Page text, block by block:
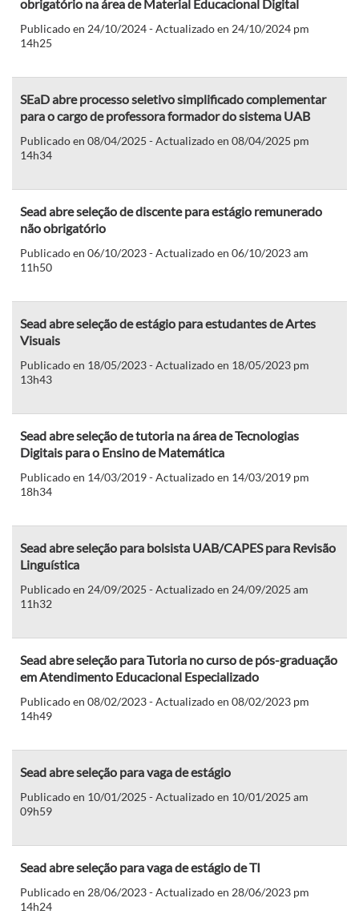
obrigatório na área de Material Educacional Digital
Publicado en 24/10/2024 - Actualizado en 24/10/2024 pm
14h25
SEaD abre processo seletivo simplificado complementar
para o cargo de professora formador do sistema UAB
Publicado en 08/04/2025 - Actualizado en 08/04/2025 pm
14h34
Sead abre seleção de discente para estágio remunerado
não obrigatório
Publicado en 06/10/2023 - Actualizado en 06/10/2023 am
11h50
Sead abre seleção de estágio para estudantes de Artes
Visuais
Publicado en 18/05/2023 - Actualizado en 18/05/2023 pm
13h43
Sead abre seleção de tutoria na área de Tecnologias
Digitais para o Ensino de Matemática
Publicado en 14/03/2019 - Actualizado en 14/03/2019 pm
18h34
Sead abre seleção para bolsista UAB/CAPES para Revisão
Linguística
Publicado en 24/09/2025 - Actualizado en 24/09/2025 am
11h32
Sead abre seleção para Tutoria no curso de pós-graduação
em Atendimento Educacional Especializado
Publicado en 08/02/2023 - Actualizado en 08/02/2023 pm
14h49
Sead abre seleção para vaga de estágio
Publicado en 10/01/2025 - Actualizado en 10/01/2025 am
09h59
Sead abre seleção para vaga de estágio de TI
Publicado en 28/06/2023 - Actualizado en 28/06/2023 pm
14h24